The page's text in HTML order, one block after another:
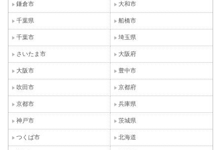
鎌倉市 大和市
千葉県 船橋市
千葉市 埼玉県
さいたま市 大阪府
大阪市 豊中市
吹田市 京都府
京都市 兵庫県
神戸市 茨城県
つくば市 北海道